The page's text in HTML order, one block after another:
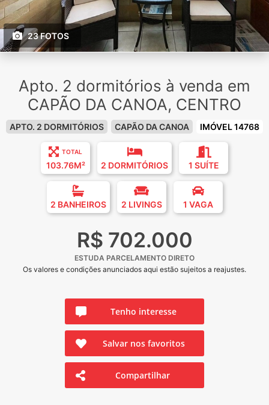
23 FOTOS
Apto. 2 dormitórios à venda em
CAPÃO DA CANOA, CENTRO
APTO. 2 DORMITÓRIOS CAPÃO DA CANOA IMÓVEL 14768
TOTAL
103.76M² 2 DORMITÓRIOS 1 SUÍTE
2 BANHEIROS 2 LIVINGS 1 VAGA
R$ 702.000
ESTUDA PARCELAMENTO DIRETO
Os valores e condições anunciados aqui estão sujeitos a reajustes.
Tenho interesse
Salvar nos favoritos
Compartilhar